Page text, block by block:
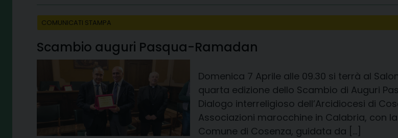
COMUNICATI STAMPA
Scambio auguri Pasqua-Ramadan
Domenica 7 Aprile alle 09.30 si terrà al
quarta edizione dello Scambio di Auguri
Dialogo interreligioso dell’Arcidiocesi di
Associazioni marocchine in Calabria, con
Comune di Cosenza, guidata da […]